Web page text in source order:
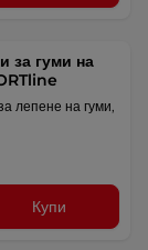
за гуми на
лепене на гуми,
Купи